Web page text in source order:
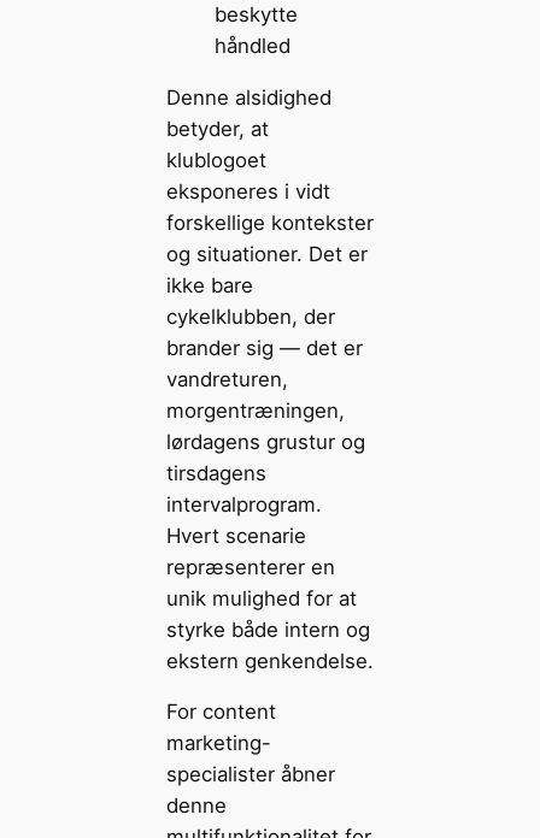
beskytte
håndled
Denne alsidighed
betyder, at
klublogoet
eksponeres i vidt
forskellige kontekster
og situationer. Det er
ikke bare
cykelklubben, der
brander sig — det er
vandreturen,
morgentræningen,
lørdagens grustur og
tirsdagens
intervalprogram.
Hvert scenarie
repræsenterer en
unik mulighed for at
styrke både intern og
ekstern genkendelse.
For content
marketing-
specialister åbner
denne